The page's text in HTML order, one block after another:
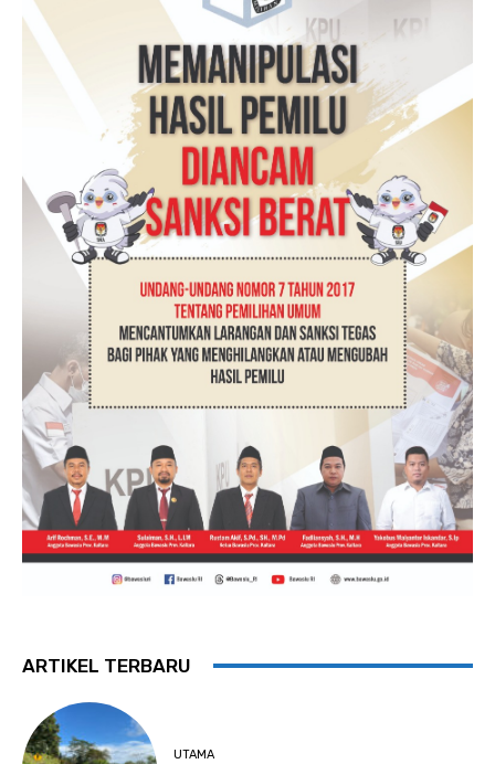
ARTIKEL TERBARU
UTAMA